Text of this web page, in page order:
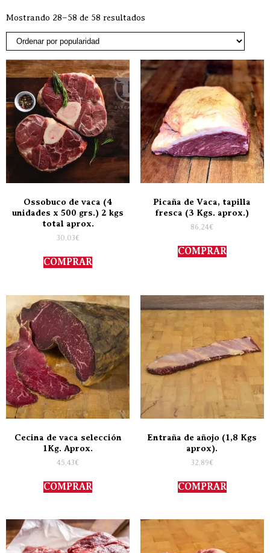
Mostrando 28–58 de 58 resultados
Ossobuco de vaca (4
unidades x 500 grs.) 2 kgs
total aprox.
30,03€
COMPRAR
Picaña de Vaca, tapilla
fresca (3 Kgs. aprox.)
86,24€
COMPRAR
Cecina de vaca selección
1Kg. Aprox.
45,43€
COMPRAR
Entraña de añojo (1,8 Kgs
aprox).
32,89€
COMPRAR